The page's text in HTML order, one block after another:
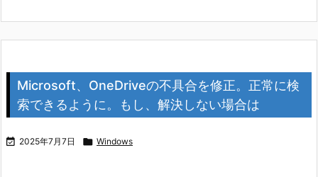
Microsoft、OneDriveの不具合を修正。正常に検
索できるように。もし、解決しない場合は
 2025年7月7日  Windows